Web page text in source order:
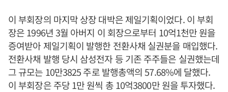
이 부회장의 마지막 상장 대박은 제일기획이었다. 이 부회
장은 1996년 3월 아버지 이 회장으로부터 10억1천만 원을
증여받아 제일기획이 발행한 전환사채 실권분을 매입했다.
전환사채 발행 당시 삼성전자 등 기존 주주들은 실권했는데
그 규모는 10만3825 주로 발행총액의 57.68%에 달했다.
이 부회장은 주당 1만 원씩 총 10억3800만 원을 투자했다.